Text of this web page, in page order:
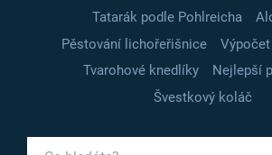
Tatarák podle Pohlreicha
Pěstování lichořeřišnice
Tvarohové knedlíky
Nejlepší
Švestkový koláč